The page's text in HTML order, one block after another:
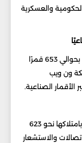
والعسكرية
تأتي المملكة المتحدة في المرتبة الثانية بحوالي 653 قمرًا
ون ويب
الصناعية.
تواصل الصين توسيع حضورها الفضائي بامتلاكها نحو 623
والاستشعار